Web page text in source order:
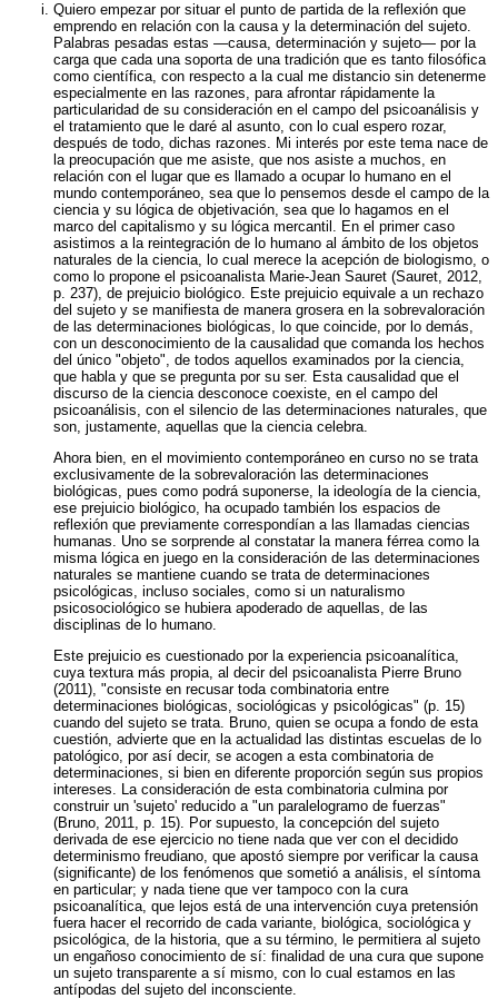
Quiero empezar por situar el punto de partida de la reflexión que
emprendo en relación con la causa y la determinación del sujeto.
Palabras pesadas estas —causa, determinación y sujeto— por la
carga que cada una soporta de una tradición que es tanto filosófica
como científica, con respecto a la cual me distancio sin detenerme
especialmente en las razones, para afrontar rápidamente la
particularidad de su consideración en el campo del psicoanálisis y
el tratamiento que le daré al asunto, con lo cual espero rozar,
después de todo, dichas razones. Mi interés por este tema nace de
la preocupación que me asiste, que nos asiste a muchos, en
relación con el lugar que es llamado a ocupar lo humano en el
mundo contemporáneo, sea que lo pensemos desde el campo de la
ciencia y su lógica de objetivación, sea que lo hagamos en el
marco del capitalismo y su lógica mercantil. En el primer caso
asistimos a la reintegración de lo humano al ámbito de los objetos
naturales de la ciencia, lo cual merece la acepción de biologismo, o
como lo propone el psicoanalista Marie-Jean Sauret (Sauret, 2012,
p. 237), de prejuicio biológico. Este prejuicio equivale a un rechazo
del sujeto y se manifiesta de manera grosera en la sobrevaloración
de las determinaciones biológicas, lo que coincide, por lo demás,
con un desconocimiento de la causalidad que comanda los hechos
del único "objeto", de todos aquellos examinados por la ciencia,
que habla y que se pregunta por su ser. Esta causalidad que el
discurso de la ciencia desconoce coexiste, en el campo del
psicoanálisis, con el silencio de las determinaciones naturales, que
son, justamente, aquellas que la ciencia celebra.
Ahora bien, en el movimiento contemporáneo en curso no se trata
exclusivamente de la sobrevaloración las determinaciones
biológicas, pues como podrá suponerse, la ideología de la ciencia,
ese prejuicio biológico, ha ocupado también los espacios de
reflexión que previamente correspondían a las llamadas ciencias
humanas. Uno se sorprende al constatar la manera férrea como la
misma lógica en juego en la consideración de las determinaciones
naturales se mantiene cuando se trata de determinaciones
psicológicas, incluso sociales, como si un naturalismo
psicosociológico se hubiera apoderado de aquellas, de las
disciplinas de lo humano.
Este prejuicio es cuestionado por la experiencia psicoanalítica,
cuya textura más propia, al decir del psicoanalista Pierre Bruno
(2011), "consiste en recusar toda combinatoria entre
determinaciones biológicas, sociológicas y psicológicas" (p. 15)
cuando del sujeto se trata. Bruno, quien se ocupa a fondo de esta
cuestión, advierte que en la actualidad las distintas escuelas de lo
patológico, por así decir, se acogen a esta combinatoria de
determinaciones, si bien en diferente proporción según sus propios
intereses. La consideración de esta combinatoria culmina por
construir un 'sujeto' reducido a "un paralelogramo de fuerzas"
(Bruno, 2011, p. 15). Por supuesto, la concepción del sujeto
derivada de ese ejercicio no tiene nada que ver con el decidido
determinismo freudiano, que apostó siempre por verificar la causa
(significante) de los fenómenos que sometió a análisis, el síntoma
en particular; y nada tiene que ver tampoco con la cura
psicoanalítica, que lejos está de una intervención cuya pretensión
fuera hacer el recorrido de cada variante, biológica, sociológica y
psicológica, de la historia, que a su término, le permitiera al sujeto
un engañoso conocimiento de sí: finalidad de una cura que supone
un sujeto transparente a sí mismo, con lo cual estamos en las
antípodas del sujeto del inconsciente.